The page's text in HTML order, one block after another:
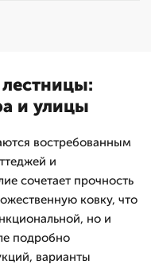
и улицы
востребованным
и
сочетает прочность
ковку, что
но и
подробно
варианты